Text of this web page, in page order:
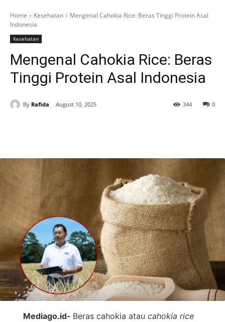
Home Kesehatan
Mengenal Cahokia Rice: Beras Tinggi Protein Asal
Indonesia
Kesehatan
Mengenal Cahokia Rice: Beras
Tinggi Protein Asal Indonesia
By Rafida August 10, 2025 0
344
Mediago.id- Beras cahokia atau cahokia rice